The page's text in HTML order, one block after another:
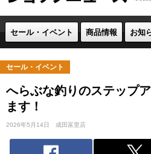
セール・イベント 商品情報 お知
セール・イベント
へらぶな釣りのステップ
ます！
2026年5月14日 成田富里店